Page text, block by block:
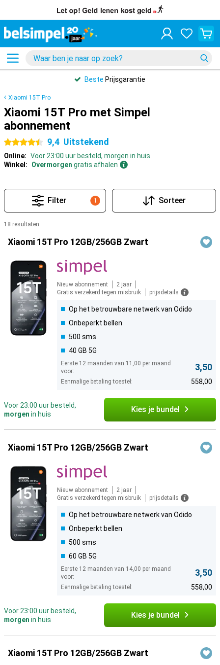
Beste Prijsgarantie
Xiaomi 15T Pro
Xiaomi 15T Pro met Simpel
abonnement
4.5 sterren 9,4 Uitstekend
Online: Voor 23:00 uur besteld, morgen in huis
Winkel:
Overmorgen gratis afhalen
1
Filter Sorteer
18 resultaten
Producten
Xiaomi 15T Pro 12GB/256GB Zwart
Nieuw abonnement
2 jaar
Gratis verzekerd tegen misbruik
prijsdetails
Op het betrouwbare netwerk van Odido
Onbeperkt bellen
500 sms
40 GB 5G
Eerste 12 maanden van 11,00 per maand
voor:
3,50
Eenmalige betaling toestel: 558,00
Voor 23:00 uur besteld,
morgen in huis Kies je bundel
Xiaomi 15T Pro 12GB/256GB Zwart
Nieuw abonnement
2 jaar
Gratis verzekerd tegen misbruik
prijsdetails
Op het betrouwbare netwerk van Odido
Onbeperkt bellen
500 sms
60 GB 5G
Eerste 12 maanden van 14,00 per maand
voor:
3,50
Eenmalige betaling toestel: 558,00
Voor 23:00 uur besteld,
morgen in huis Kies je bundel
Xiaomi 15T Pro 12GB/256GB Zwart